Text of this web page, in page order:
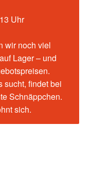
Uhr
wir noch viel
Lager – und
sucht, findet bei
Schnäppchen.
sich.